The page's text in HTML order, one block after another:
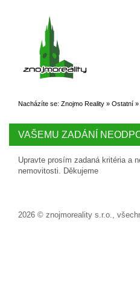
Nacházíte se: Znojmo Reality » Ostatní »
VAŠEMU ZADÁNÍ
Upravte prosím zadaná kritéria a
nemovitosti. Děkujeme
2026 © znojmoreality s.r.o.,